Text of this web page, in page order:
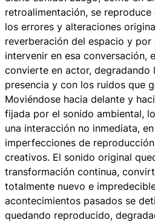
retroalimentación, se
los errores y alteraciones
reverberación del espacio y por
intervenir en esa conversación,
convierte en actor, degradando
presencia y con los ruidos que
Moviéndose hacia delante y
fijada por el sonido ambiental,
una interacción no inmediata,
imperfecciones de
creativos. El sonido original
transformación continua,
totalmente nuevo e
acontecimientos pasados se
quedando reproducido,